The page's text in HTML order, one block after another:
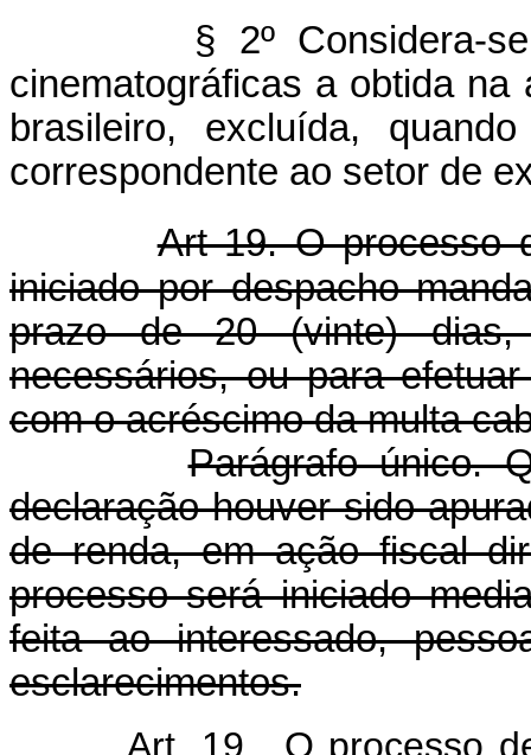
§ 2º Considera-se
cinematográficas a obtida
brasileiro, excluída,
correspondente ao setor de
Art 19. O processo
iniciado por despacho
prazo de 20 (vinte) dias,
necessários, ou para
com o acréscimo da multa
Parágrafo único.
declaração houver sido
de renda, em ação fiscal
processo será iniciado
feita ao interessado,
esclarecimentos.
Art. 19. O processo